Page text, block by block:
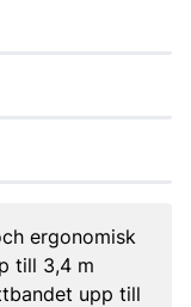
ergonomisk
till 3,4 m
upp till